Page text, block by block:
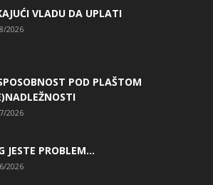
VLADU DA UPLATI
2026
POD PLAŠTOM
2026
JESTE PROBLEM…
2026